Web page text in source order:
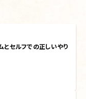
とセルフでの正しいやり